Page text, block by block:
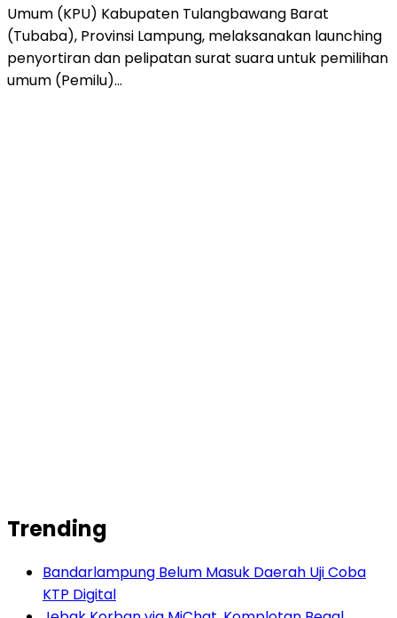
Umum (KPU) Kabupaten Tulangbawang Barat
(Tubaba), Provinsi Lampung, melaksanakan launching
penyortiran dan pelipatan surat suara untuk pemilihan
umum (Pemilu)…
Trending
Bandarlampung Belum Masuk Daerah Uji Coba
KTP Digital